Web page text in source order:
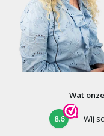
Wat
8.6 Wij